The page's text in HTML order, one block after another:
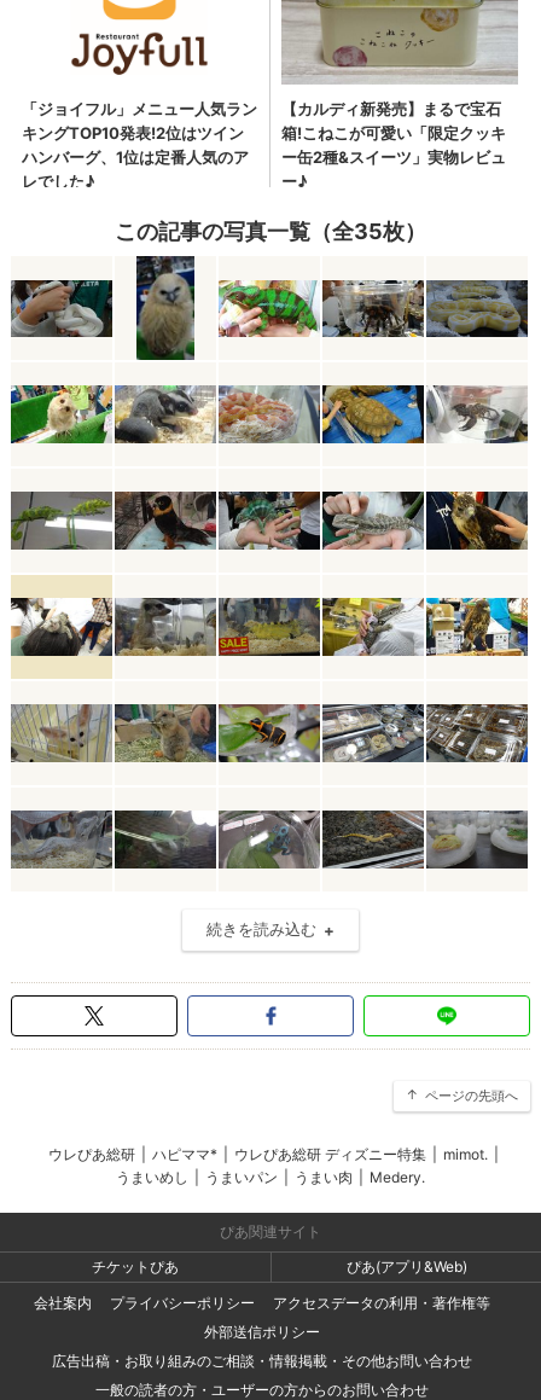
この記事の写真一覧（全35枚）
続きを読み込む
ページの先頭へ
ウレぴあ総研 ハピママ* ウレぴあ総研 ディズニー特集 mimot.
うまいめし
うまいパン うまい肉 Medery.
ぴあ関連サイト
チケットぴあ
ぴあ(アプリ&Web)
会社案内
プライバシーポリシー
アクセスデータの利用・著作権等
外部送信ポリシー
広告出稿・お取り組みのご相談・情報掲載・その他お問い合わせ
一般の読者の方・ユーザーの方からのお問い合わせ